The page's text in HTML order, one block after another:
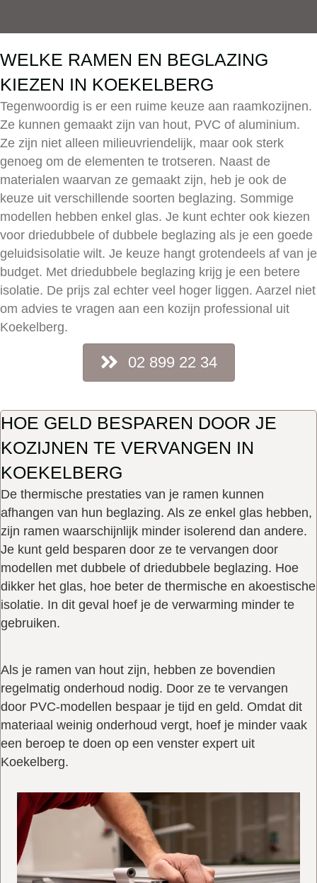
WELKE RAMEN EN BEGLAZING
KIEZEN IN KOEKELBERG
Tegenwoordig is er een ruime keuze aan raamkozijnen.
Ze kunnen gemaakt zijn van hout, PVC of aluminium.
Ze zijn niet alleen milieuvriendelijk, maar ook sterk
genoeg om de elementen te trotseren. Naast de
materialen waarvan ze gemaakt zijn, heb je ook de
keuze uit verschillende soorten beglazing. Sommige
modellen hebben enkel glas. Je kunt echter ook kiezen
voor driedubbele of dubbele beglazing als je een goede
geluidsisolatie wilt. Je keuze hangt grotendeels af van je
budget. Met driedubbele beglazing krijg je een betere
isolatie. De prijs zal echter veel hoger liggen. Aarzel niet
om advies te vragen aan een kozijn professional uit
Koekelberg.
02 899 22 34
HOE GELD BESPAREN DOOR JE
KOZIJNEN TE VERVANGEN IN
KOEKELBERG
De thermische prestaties van je ramen kunnen
afhangen van hun beglazing. Als ze enkel glas hebben,
zijn ramen waarschijnlijk minder isolerend dan andere.
Je kunt geld besparen door ze te vervangen door
modellen met dubbele of driedubbele beglazing. Hoe
dikker het glas, hoe beter de thermische en akoestische
isolatie. In dit geval hoef je de verwarming minder te
gebruiken.
Als je ramen van hout zijn, hebben ze bovendien
regelmatig onderhoud nodig. Door ze te vervangen
door PVC-modellen bespaar je tijd en geld. Omdat dit
materiaal weinig onderhoud vergt, hoef je minder vaak
een beroep te doen op een venster expert uit
Koekelberg.